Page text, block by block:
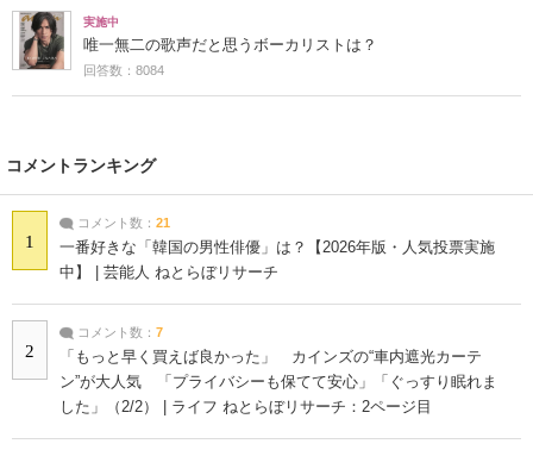
実施中
唯一無二の歌声だと思うボーカリストは？
回答数：8084
コメントランキング
1
コメント数： 21
一番好きな「韓国の男性俳優」は？【2026年版・人気投票実施
中】 | 芸能人 ねとらぼリサーチ
2
コメント数： 7
「もっと早く買えば良かった」 カインズの“車内遮光カーテ
ン”が大人気 「プライバシーも保てて安心」「ぐっすり眠れま
した」（2/2） | ライフ ねとらぼリサーチ：2ページ目